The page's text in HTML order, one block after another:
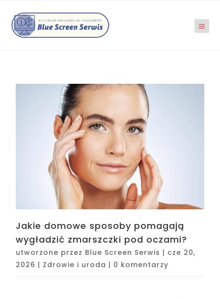
Jakie domowe sposoby pomagają
wygładzić zmarszczki pod oczami?
utworzone przez Blue Screen Serwis | cze 20,
2026 | Zdrowie i uroda | 0 komentarzy